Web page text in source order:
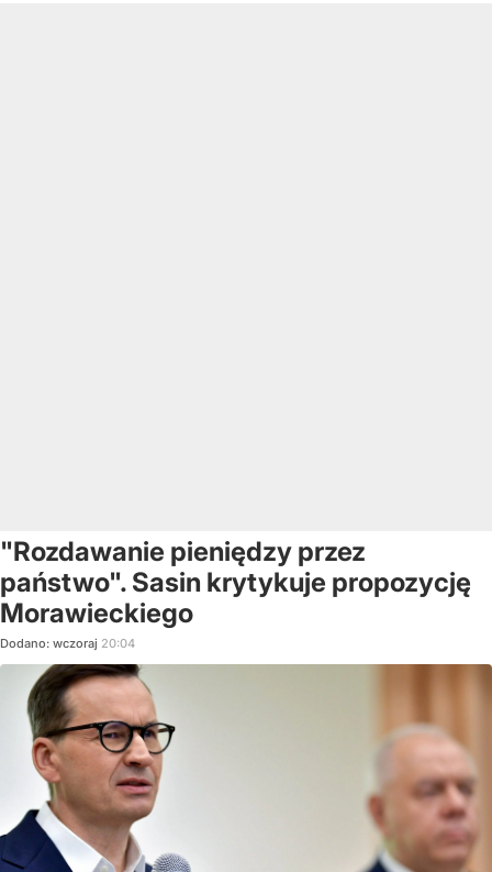
"Rozdawanie pieniędzy przez
państwo". Sasin krytykuje propozycję
Morawieckiego
Dodano: wczoraj 20:04